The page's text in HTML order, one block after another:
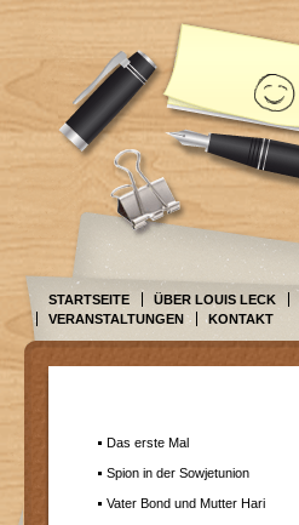
STARTSEITE ÜBER LOUIS LECK
VERANSTALTUNGEN
KONTAKT
Das erste Mal
Spion in der Sowjetunion
Vater Bond und Mutter Hari